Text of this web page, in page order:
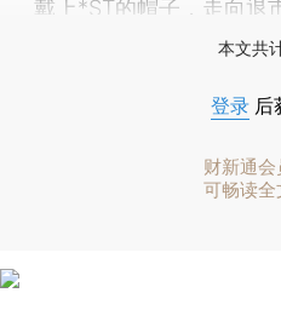
戴上*ST的帽子，走向退
本文共
登录 后
财新通会
可畅读全